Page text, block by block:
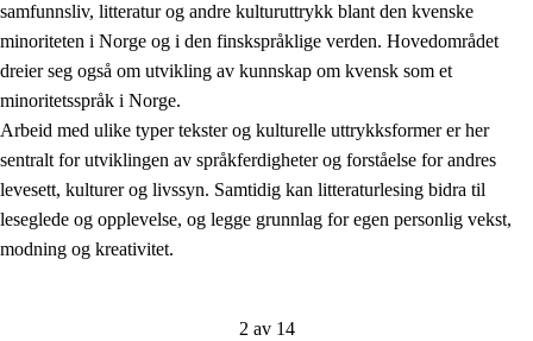
samfunnsliv, litteratur og andre kulturuttrykk blant den kvenske
minoriteten i Norge og i den finskspråklige verden. Hovedområdet
dreier seg også om utvikling av kunnskap om kvensk som et
minoritetsspråk i Norge.
Arbeid med ulike typer tekster og kulturelle uttrykksformer er her
sentralt for utviklingen av språkferdigheter og forståelse for andres
levesett, kulturer og livssyn. Samtidig kan litteraturlesing bidra til
leseglede og opplevelse, og legge grunnlag for egen personlig vekst,
modning og kreativitet.
2 av 14